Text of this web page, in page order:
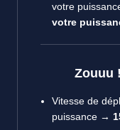
votre
votre
Zouuu !
Vitesse de
puissance →